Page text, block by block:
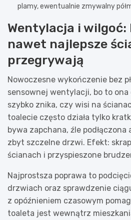
plamy, ewentualnie zmywalny
Wentylacja i wilgoć:
nawet najlepsze
przegrywają
Nowoczesne wykończenie bez
sensownej wentylacji, bo to
szybko znika, czy wisi na
toalecie często działa tylko
bywa zapchana, źle podłączona
zbyt szczelne drzwi. Efekt:
ścianach i przyspieszone
Najprostsza poprawa to
drzwiach oraz sprawdzenie
z opóźnieniem czasowym
toaleta jest wewnątrz